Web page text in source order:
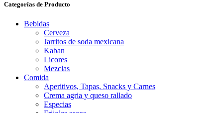
Categorías de Producto
Bebidas
Cerveza
Jarritos de soda mexicana
Kaban
Licores
Mezclas
Comida
Aperitivos, Tapas, Snacks y Carnes
Crema agria y queso rallado
Especias